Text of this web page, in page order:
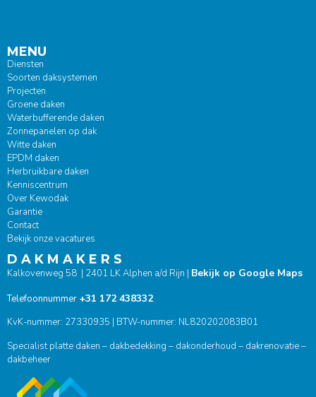
MENU
Diensten
Soorten daksystemen
Projecten
Groene daken
Waterbufferende daken
Zonnepanelen op dak
Witte daken
EPDM daken
Herbruikbare daken
Kenniscentrum
Over Kewodak
Garantie
Contact
Bekijk onze vacatures
D A K M A K E R S
Kalkovenweg 58 | 2401 LK Alphen a/d Rijn | Bekijk op Google Maps
Telefoonnummer +31 172 438332
KvK-nummer: 27330935 | BTW-nummer: NL820202083B01
Specialist platte daken – dakbedekking – dakonderhoud – dakrenovatie –
dakbeheer